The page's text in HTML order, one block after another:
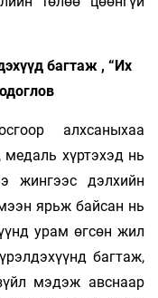
багтаж , “Их
алхсаныхаа
медаль хүртэхэд нь
жингээс дэлхийн
ярьж байсан нь
урам өгсөн жил
багтаж,
мэдэж авснаар